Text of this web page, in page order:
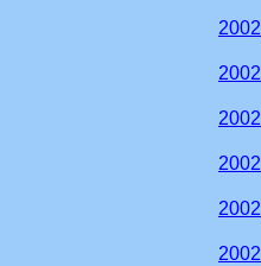
2002
2002
2002
2002
2002
2002